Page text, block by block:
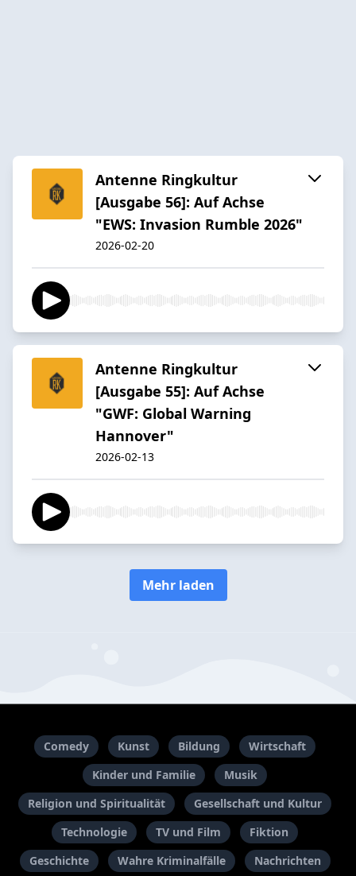
Antenne Ringkultur
[Ausgabe 56]: Auf Achse
"EWS: Invasion Rumble 2026"
2026-02-20
Antenne Ringkultur
[Ausgabe 55]: Auf Achse
"GWF: Global Warning
Hannover"
2026-02-13
Mehr laden
Comedy Kunst Bildung
Wirtschaft
Kinder und Familie
Musik
Religion und Spiritualität
Gesellschaft und Kultur
Technologie
TV und Film
Fiktion
Geschichte
Wahre Kriminalfälle Nachrichten